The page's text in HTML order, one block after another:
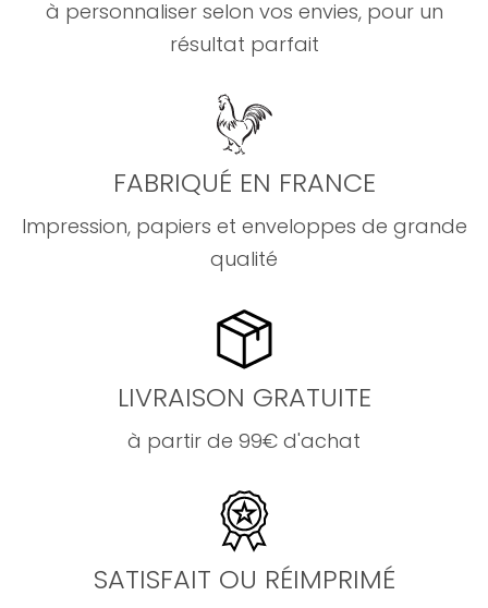
à personnaliser selon vos envies, pour un
résultat parfait
FABRIQUÉ EN FRANCE
Impression, papiers et enveloppes de grande
qualité
LIVRAISON GRATUITE
à partir de 99€ d'achat
SATISFAIT OU RÉIMPRIMÉ